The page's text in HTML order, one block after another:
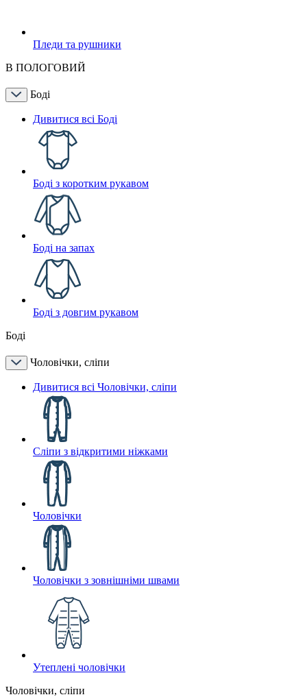
Пледи та рушники
В ПОЛОГОВИЙ
Боді
Дивитися всі Боді
Боді з коротким рукавом
Боді на запах
Боді з довгим рукавом
Боді
Чоловічки, сліпи
Дивитися всі Чоловічки, сліпи
Сліпи з відкритими ніжками
Чоловічки
Чоловічки з зовнішніми швами
Утеплені чоловічки
Чоловічки, сліпи